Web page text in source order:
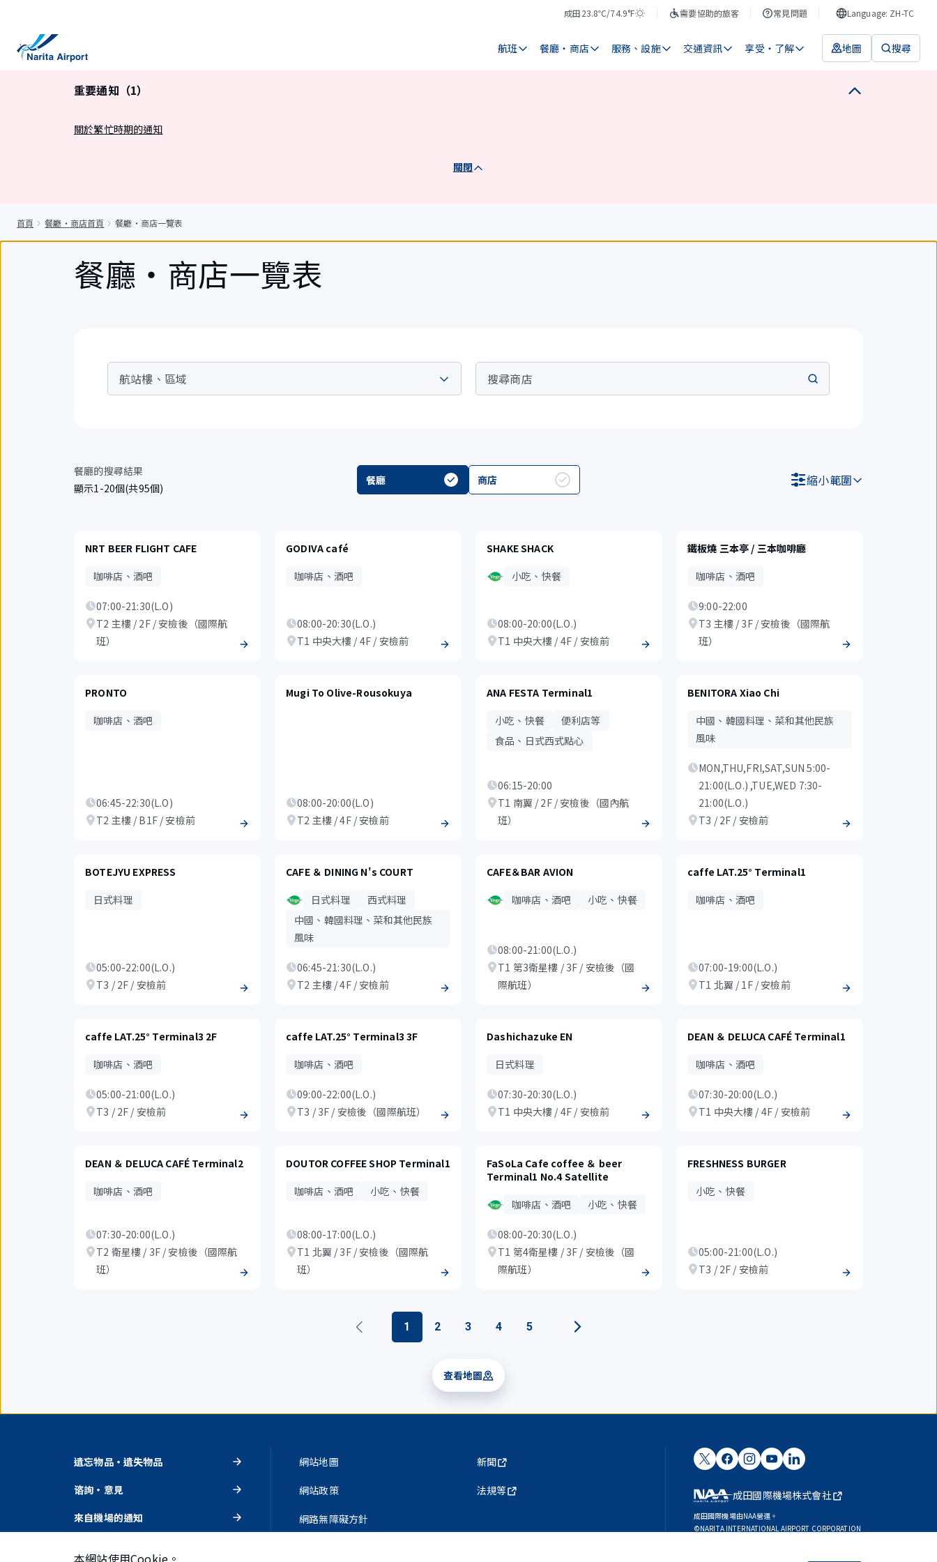
成田
氣
23.8℃/74.9°F
天
需要協助的旅客 常見問題 Language: ZH-TC
航班 餐廳・商店 服務、設施 交通資訊 享受・了解 地圖 搜尋
重要通知（1）
關於繁忙時期的通知
關閉
首頁 餐廳・商店首頁 餐廳・商店一覽表
餐廳・商店一覽表
航站樓、區域
餐廳的搜尋結果
顯示1-20個(共95個)
餐廳 商店 縮小範圍
NRT BEER FLIGHT CAFE
咖啡店、酒吧
07:00-21:30(L.O)
T2 主樓 / 2F / 安檢後（國際航
班）
GODIVA café
咖啡店、酒吧
08:00-20:30(L.O.)
T1 中央大樓 / 4F / 安檢前
SHAKE SHACK
小吃、快餐
08:00-20:00(L.O.)
T1 中央大樓 / 4F / 安檢前
鐵板燒 三本亭 / 三本咖啡廳
咖啡店、酒吧
9:00-22:00
T3 主樓 / 3F / 安檢後（國際航
班）
PRONTO
咖啡店、酒吧
06:45-22:30(L.O)
T2 主樓 / B1F / 安檢前
Mugi To Olive-Rousokuya
08:00-20:00(L.O)
T2 主樓 / 4F / 安檢前
ANA FESTA Terminal1
小吃、快餐
便利店等
食品、日式西式點心
06:15-20:00
T1 南翼 / 2F / 安檢後（國內航
班）
BENITORA Xiao Chi
中國、韓國料理、菜和其他民族
風味
MON,THU,FRI,SAT,SUN 5:00-
21:00(L.O.) ,TUE,WED 7:30-
21:00(L.O.)
T3 / 2F / 安檢前
BOTEJYU EXPRESS
日式料理
05:00-22:00(L.O.)
T3 / 2F / 安檢前
CAFE ＆ DINING N's COURT
日式料理
西式料理
中國、韓國料理、菜和其他民族
風味
06:45-21:30(L.O.)
T2 主樓 / 4F / 安檢前
CAFE＆BAR AVION
咖啡店、酒吧
小吃、快餐
08:00-21:00(L.O.)
T1 第3衛星樓 / 3F / 安檢後（國
際航班）
caffe LAT.25° Terminal1
咖啡店、酒吧
07:00-19:00(L.O.)
T1 北翼 / 1F / 安檢前
caffe LAT.25° Terminal3 2F
咖啡店、酒吧
05:00-21:00(L.O.)
T3 / 2F / 安檢前
caffe LAT.25° Terminal3 3F
咖啡店、酒吧
09:00-22:00(L.O.)
T3 / 3F / 安檢後（國際航班）
Dashichazuke EN
日式料理
07:30-20:30(L.O.)
T1 中央大樓 / 4F / 安檢前
DEAN ＆ DELUCA CAFÉ Terminal1
咖啡店、酒吧
07:30-20:00(L.O.)
T1 中央大樓 / 4F / 安檢前
DEAN ＆ DELUCA CAFÉ Terminal2
咖啡店、酒吧
07:30-20:00(L.O.)
T2 衛星樓 / 3F / 安檢後（國際航
班）
DOUTOR COFFEE SHOP Terminal1
咖啡店、酒吧
小吃、快餐
08:00-17:00(L.O.)
T1 北翼 / 3F / 安檢後（國際航
班）
FaSoLa Cafe coffee ＆ beer
Terminal1 No.4 Satellite
咖啡店、酒吧
小吃、快餐
08:00-20:30(L.O.)
T1 第4衛星樓 / 3F / 安檢後（國
際航班）
FRESHNESS BURGER
小吃、快餐
05:00-21:00(L.O.)
T3 / 2F / 安檢前
1 2 3 4 5
查看地圖
遺忘物品・遺失物品
谘詢・意見
來自機場的通知
網站地圖
網站政策
網路無障礙方針
新聞
法規等 成田國際機場株式會社
成田國際機場由NAA營運。
©NARITA INTERNATIONAL AIRPORT CORPORATION
本網站使用Cookie。